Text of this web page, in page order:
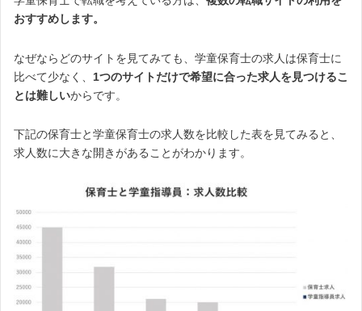
おすすめします。
なぜならどのサイトを見てみても、学童保育士の求人は保育士に
比べて少なく、 1つのサイトだけで希望に合った求人を見つけるこ
とは難しいからです。
下記の保育士と学童保育士の求人数を比較した表を見てみると、
求人数に大きな開きがあることがわかります。